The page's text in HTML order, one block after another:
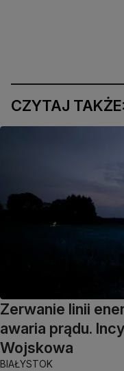
CZYTAJ TAKŻE:
Zerwanie linii
awaria prądu.
Wojskowa
BIAŁYSTOK